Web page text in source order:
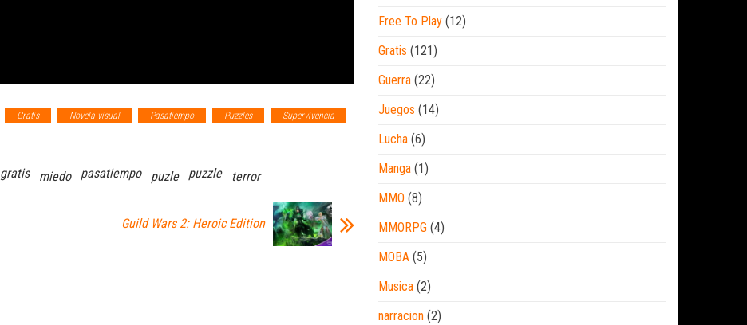
Gratis Novela visual Pasatiempo Puzzles
Supervivencia
gratis miedo pasatiempo puzle puzzle terror
Guild Wars 2: Heroic Edition
Free To Play (12)
Gratis (121)
Guerra (22)
Juegos (14)
Lucha (6)
Manga (1)
MMO (8)
MMORPG (4)
MOBA (5)
Musica (2)
narracion (2)